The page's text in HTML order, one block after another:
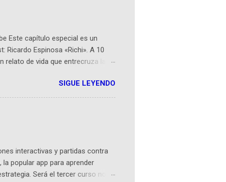
Este capítulo especial es un
Ricardo Espinosa «Richi». A 10
de vida que entrecruza la
librera de Barichara y de
de una novela de espías
reunidos por Richi hoy se
Facebook:
SIGUE LEYENDO
interactivas y partidas contra
popular app para aprender
Será el tercer curso no